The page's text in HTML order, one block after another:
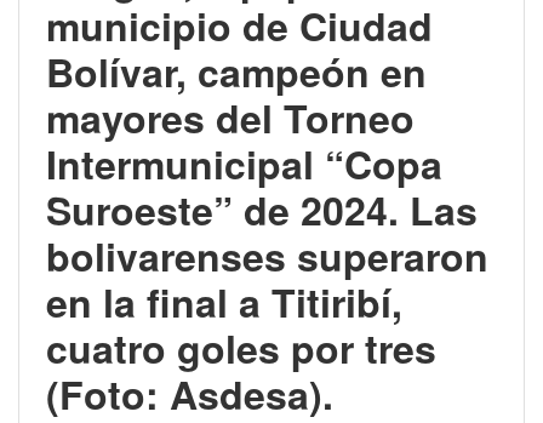
municipio de Ciudad
Bolívar, campeón en
mayores del Torneo
Intermunicipal “Copa
Suroeste” de 2024. Las
bolivarenses superaron
en la final a Titiribí,
cuatro goles por tres
(Foto: Asdesa).